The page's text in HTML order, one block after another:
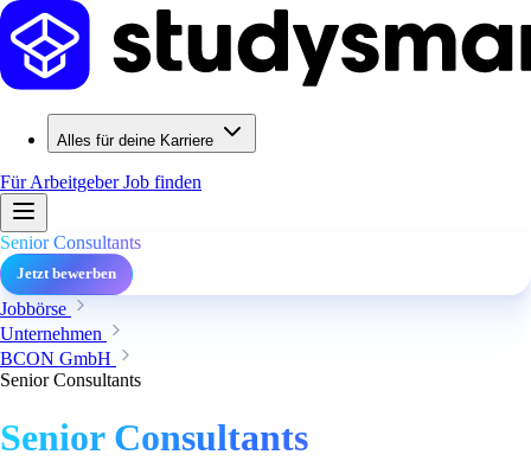
Alles für deine Karriere
Für ArbeitgeberJob finden
Senior Consultants
Jetzt bewerben
Jobbörse
Unternehmen
BCON GmbH
Senior Consultants
Senior Consultants